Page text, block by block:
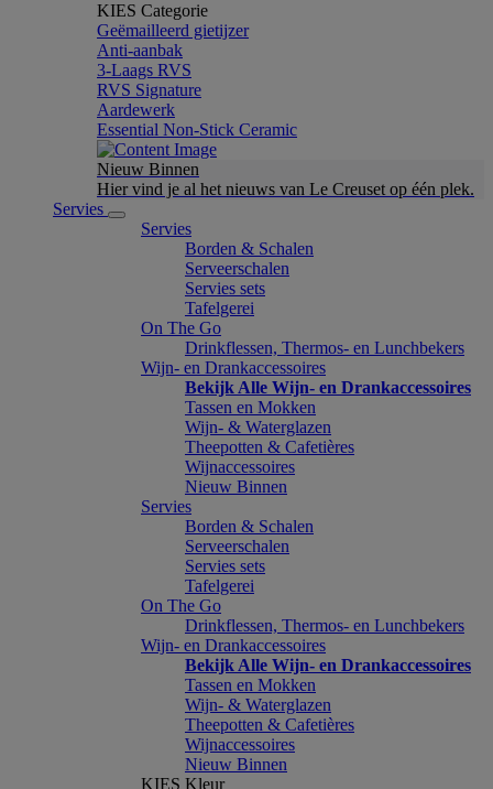
KIES Categorie
Geëmailleerd gietijzer
Anti-aanbak
3-Laags RVS
RVS Signature
Aardewerk
Essential Non-Stick Ceramic
Nieuw Binnen
Hier vind je al het nieuws van Le Creuset op één plek.
Servies
Servies
Borden & Schalen
Serveerschalen
Servies sets
Tafelgerei
On The Go
Drinkflessen, Thermos- en Lunchbekers
Wijn- en Drankaccessoires
Bekijk Alle Wijn- en Drankaccessoires
Tassen en Mokken
Wijn- & Waterglazen
Theepotten & Cafetières
Wijnaccessoires
Nieuw Binnen
Servies
Borden & Schalen
Serveerschalen
Servies sets
Tafelgerei
On The Go
Drinkflessen, Thermos- en Lunchbekers
Wijn- en Drankaccessoires
Bekijk Alle Wijn- en Drankaccessoires
Tassen en Mokken
Wijn- & Waterglazen
Theepotten & Cafetières
Wijnaccessoires
Nieuw Binnen
KIES Kleur